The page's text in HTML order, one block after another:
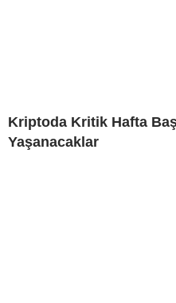
Kriptoda Kritik Hafta
Yaşanacaklar